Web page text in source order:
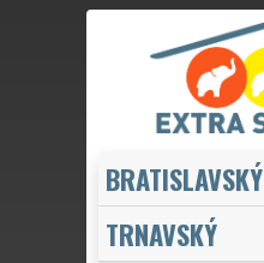
BRATISLAVSKÝ
TRNAVSKÝ